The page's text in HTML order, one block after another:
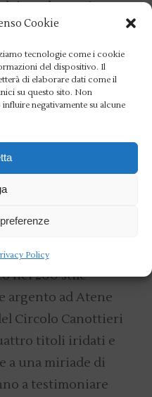
Cookie
tecnologie come i cookie
del dispositivo. Il
di elaborare dati come il
su questo sito. Non
negativamente su alcune
Policy
anche se ci
differenza, io e
insieme. Io da
atleta – aveva
del Coni
una scelta a
prima di prendere
avere la
un’atleta più
di Federica
nei 200 stile
argento ad Atene
Circolo Canottieri
titoli iridati e
a una miriade di
a testimoniare